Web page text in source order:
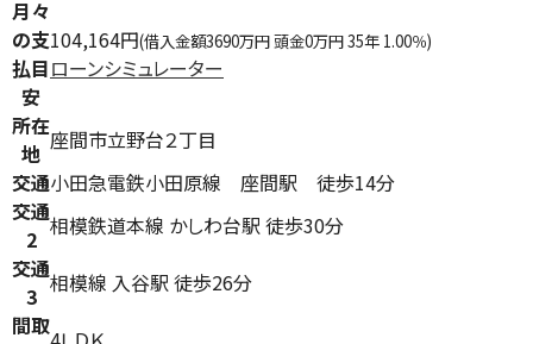
月々
の支
払目
安
104,164円(借入金額3690万円 頭金0万円 35年 1.00％)
ローンシミュレーター
所在
地 座間市立野台２丁目
交通小田急電鉄小田原線 座間駅 徒歩14分
交通
2 相模鉄道本線 かしわ台駅 徒歩30分
交通
3 相模線 入谷駅 徒歩26分
間取